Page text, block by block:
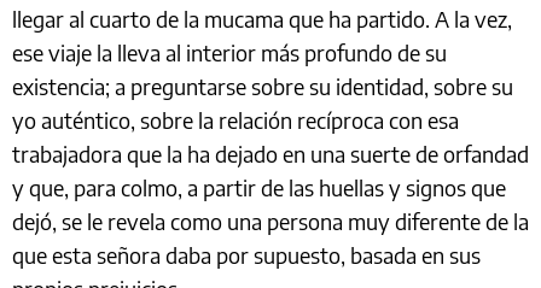
llegar al cuarto de la mucama que ha partido. A la vez,
ese viaje la lleva al interior más profundo de su
existencia; a preguntarse sobre su identidad, sobre su
yo auténtico, sobre la relación recíproca con esa
trabajadora que la ha dejado en una suerte de orfandad
y que, para colmo, a partir de las huellas y signos que
dejó, se le revela como una persona muy diferente de la
que esta señora daba por supuesto, basada en sus